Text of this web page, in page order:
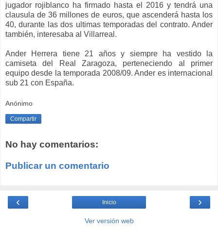
jugador rojiblanco ha firmado hasta el 2016 y tendrá una
clausula de 36 millones de euros, que ascenderá hasta los
40, durante las dos ultimas temporadas del contrato. Ander
también, interesaba al Villarreal.
Ander Herrera tiene 21 años y siempre ha vestido la
camiseta del Real Zaragoza, perteneciendo al primer
equipo desde la temporada 2008/09. Ander es internacional
sub 21 con España.
Anónimo
Compartir
No hay comentarios:
Publicar un comentario
‹ ›
Inicio
Ver versión web